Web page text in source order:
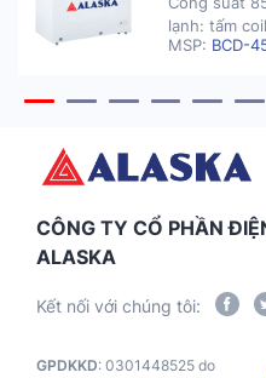
lạnh: tấm
nhựa HIPS
MSP: BCD-
CÔNG TY CỔ PHẦN
ALASKA
Kết nối với chúng tôi:
GPDKKD: 0301448525 do